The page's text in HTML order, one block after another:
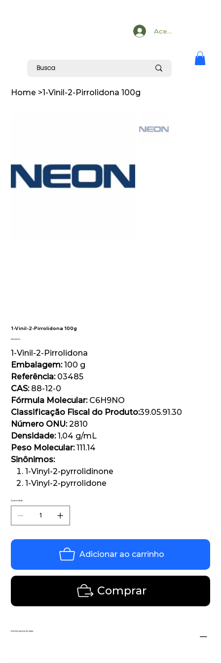
Acesse
Home >1-Vinil-2-Pirrolidona 100g
1-Vinil-2-Pirrolidona 100g
Preço
R$ 412,00
1-Vinil-2-Pirrolidona
Embalagem:100 g
Referência:03485
CAS:88-12-0
Fórmula Molecular:C6H9NO
Classificação Fiscal do Produto:39.05.91.30
Número ONU:2810
Densidade:1,04 g/mL
Peso Molecular:111.14
Sinônimos:
1-Vinyl-2-pyrrolidinone
1-Vinyl-2-pyrrolidone
Quantidade
Adicionar ao carrinho
Comprar
ENTREGA EM 20 DIAS